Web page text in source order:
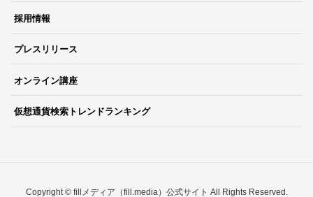
採用情報
プレスリリース
オンライン講座
仮想通貨検索トレンドランキング
Copyright © fillメディア（fill.media）公式サイト All Rights Reserved.